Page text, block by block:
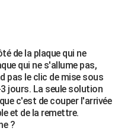
de la plaque qui ne
qui ne s'allume pas,
pas le clic de mise sous
jours. La seule solution
c'est de couper l'arrivée
et de la remettre.
?